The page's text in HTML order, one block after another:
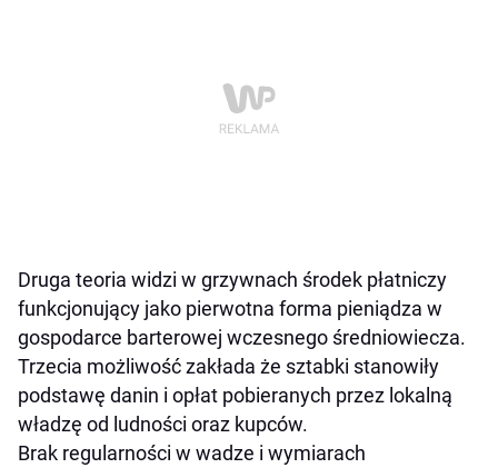
Druga teoria widzi w grzywnach środek płatniczy
funkcjonujący jako pierwotna forma pieniądza w
gospodarce barterowej wczesnego średniowiecza.
Trzecia możliwość zakłada że sztabki stanowiły
podstawę danin i opłat pobieranych przez lokalną
władzę od ludności oraz kupców.
Brak regularności w wadze i wymiarach